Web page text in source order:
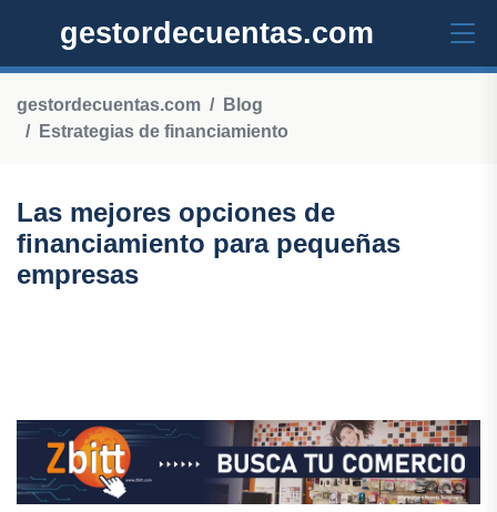
gestordecuentas.com
gestordecuentas.com
Blog
Estrategias de financiamiento
Las mejores opciones de
financiamiento para pequeñas
empresas